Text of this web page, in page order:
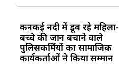
कनकई नदी में डूब रहे महिला-
बच्चे की जान बचाने वाले
पुलिसकर्मियों का सामाजिक
कार्यकर्ताओं ने किया सम्मान